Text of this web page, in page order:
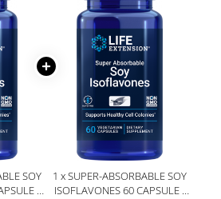
SOY
-
1 x SUPER-ABSORBABLE SOY
ISOFLAVONES 60 CAPSULE -